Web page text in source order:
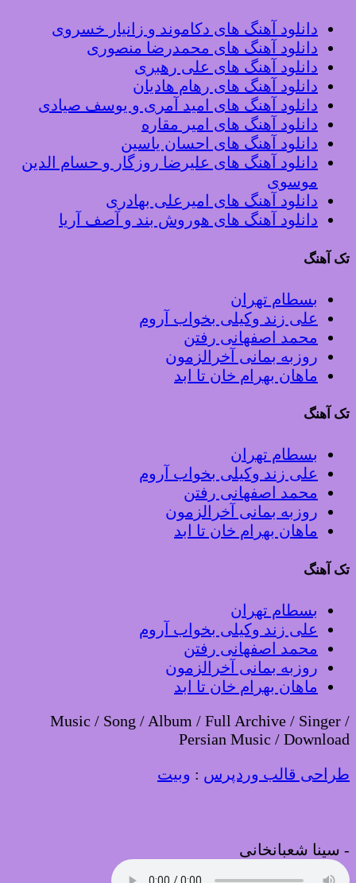
دانلود آهنگ های دکاموند و زانیار خسروی
دانلود آهنگ های محمدرضا منصوری
دانلود آهنگ های علی رهبری
دانلود آهنگ های رهام هادیان
دانلود آهنگ های امید آمری و یوسف صیادی
دانلود آهنگ های امیر مقاره
دانلود آهنگ های احسان یاسین
دانلود آهنگ های علیرضا روزگار و حسام الدین
موسوی
دانلود آهنگ های امیرعلی بهادری
دانلود آهنگ های هوروش بند و آصف آریا
تک آهنگ
بسطام تهران
علی زند وکیلی بخواب آروم
محمد اصفهانی رفتن
روزبه بمانی آخرالزمون
ماهان بهرام خان تا ابد
تک آهنگ
بسطام تهران
علی زند وکیلی بخواب آروم
محمد اصفهانی رفتن
روزبه بمانی آخرالزمون
ماهان بهرام خان تا ابد
تک آهنگ
بسطام تهران
علی زند وکیلی بخواب آروم
محمد اصفهانی رفتن
روزبه بمانی آخرالزمون
ماهان بهرام خان تا ابد
Music / Song / Album / Full Archive / Singer /
Persian Music / Download
طراحی قالب وردپرس : وبیت
- سینا شعبانخانی